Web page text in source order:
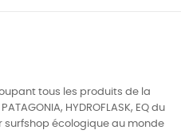
tous les produits de la
HYDROFLASK, EQ du
surfshop écologique au monde